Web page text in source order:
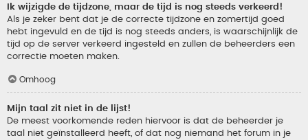
Ik wijzigde de tijdzone, maar de tijd is nog steeds verkeerd!
Als je zeker bent dat je de correcte tijdzone en zomertijd goed
hebt ingevuld en de tijd is nog steeds anders, is waarschijnlijk de
tijd op de server verkeerd ingesteld en zullen de beheerders een
correctie moeten maken.
Omhoog
Mijn taal zit niet in de lijst!
De meest voorkomende reden hiervoor is dat de beheerder je
taal niet geïnstalleerd heeft, of dat nog niemand het forum in je